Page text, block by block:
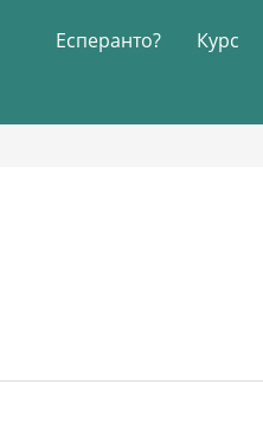
Есперанто? Курс